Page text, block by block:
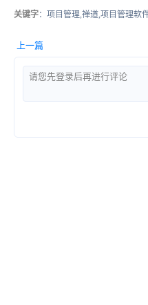
关键字：项目管理,禅道,项目管理软
上一篇